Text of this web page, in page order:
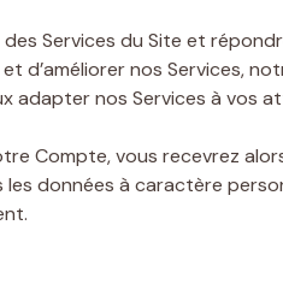
Services du Site et
d’améliorer nos Services,
adapter nos Services à vos
Compte, vous recevrez
données à caractère